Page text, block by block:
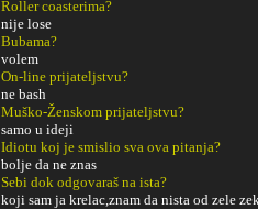
Roller coasterima?
nije lose
Bubama?
volem
On-line prijateljstvu?
ne bash
Muško-Ženskom prijateljstvu?
samo u ideji
Idiotu koj je smislio sva ova pitanja?
bolje da ne znas
Sebi dok odgovaraš na ista?
koji sam ja krelac,znam da nista od zele